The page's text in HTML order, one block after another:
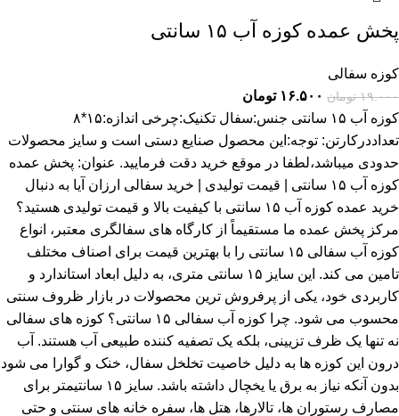
پخش عمده کوزه آب ۱۵ سانتی
کوزه سفالی
۱۹.۰۰۰ تومان ۱۶.۵۰۰ تومان
کوزه آب ۱۵ سانتی جنس:سفال تکنیک:چرخی اندازه:۱۵*۸
تعداددرکارتن: توجه:این محصول صنایع دستی است و سایز محصولات
حدودی میباشد،لطفا در موقع خرید دقت فرمایید. عنوان: پخش عمده
کوزه آب ۱۵ سانتی | قیمت تولیدی | خرید سفالی ارزان آیا به دنبال
خرید عمده کوزه آب ۱۵ سانتی با کیفیت بالا و قیمت تولیدی هستید؟
مرکز پخش عمده ما مستقیماً از کارگاه های سفالگری معتبر، انواع
کوزه آب سفالی ۱۵ سانتی را با بهترین قیمت برای اصناف مختلف
تامین می کند. این سایز ۱۵ سانتی متری، به دلیل ابعاد استاندارد و
کاربردی خود، یکی از پرفروش ترین محصولات در بازار ظروف سنتی
محسوب می شود. چرا کوزه آب سفالی ۱۵ سانتی؟ کوزه های سفالی
نه تنها یک ظرف تزیینی، بلکه یک تصفیه کننده طبیعی آب هستند. آب
درون این کوزه ها به دلیل خاصیت تخلخل سفال، خنک و گوارا می شود
بدون آنکه نیاز به برق یا یخچال داشته باشد. سایز ۱۵ سانتیمتر برای
مصارف رستوران ها، تالارها، هتل ها، سفره خانه های سنتی و حتی